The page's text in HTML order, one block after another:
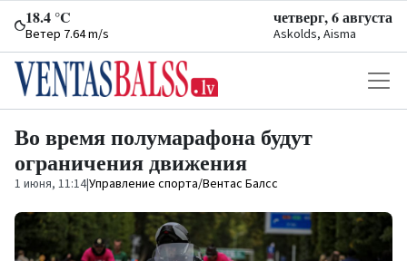
18.4 °C
Ветер 7.64 m/s
четверг, 6 августа
Askolds, Aisma
Во время полумарафона будут
ограничения движения
1 июня, 11:14|Управление спорта/Вентас Балсс